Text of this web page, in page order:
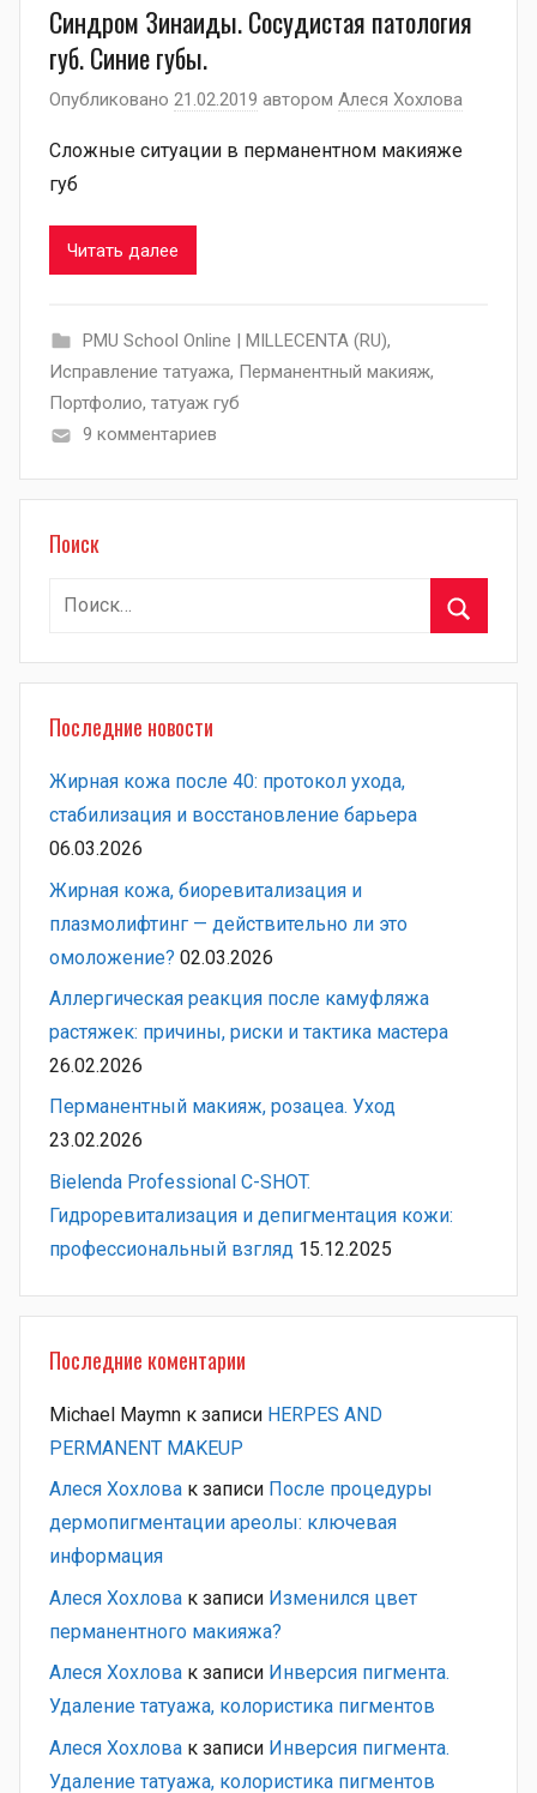
Синдром Зинаиды. Сосудистая патология
губ. Синие губы.
Опубликовано 21.02.2019 автором Алеся Хохлова
Сложные ситуации в перманентном макияже
губ
Читать далее
PMU School Online | MILLECENTA (RU),
Исправление татуажа, Перманентный макияж,
Портфолио, татуаж губ
9 комментариев
Поиск
Найти:
Последние новости
Жирная кожа после 40: протокол ухода,
стабилизация и восстановление барьера
06.03.2026
Жирная кожа, биоревитализация и
плазмолифтинг — действительно ли это
омоложение? 02.03.2026
Аллергическая реакция после камуфляжа
растяжек: причины, риски и тактика мастера
26.02.2026
Перманентный макияж, розацеа. Уход
23.02.2026
Bielenda Professional C-SHOT.
Гидроревитализация и депигментация кожи:
профессиональный взгляд 15.12.2025
Последние коментарии
Michael Maymn к записи HERPES AND
PERMANENT MAKEUP
Алеся Хохлова к записи После процедуры
дермопигментации ареолы: ключевая
информация
Алеся Хохлова к записи Изменился цвет
перманентного макияжа?
Алеся Хохлова к записи Инверсия пигмента.
Удаление татуажа, колористика пигментов
Алеся Хохлова к записи Инверсия пигмента.
Удаление татуажа, колористика пигментов